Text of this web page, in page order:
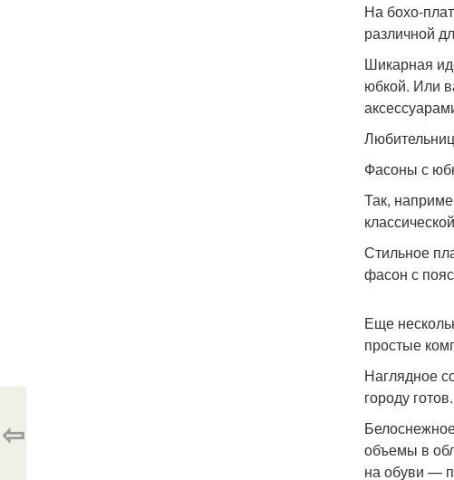
На бохо-
различной
Шикарная
юбкой. Или
Фасоны с
Так,
Стильное
фасон с
Еще
простые
Наглядное
городу готов.
объемы в
на обуви —
⇦